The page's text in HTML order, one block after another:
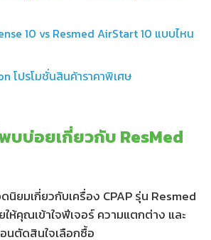
10 vs Resmed AirStart 10 แบบไหน
โปรโมชั่นสินค้าราคาพิเศษ
บบ่อยเกี่ยวกับ ResMed
ยมเกี่ยวกับเครื่อง CPAP รุ่น Resmed
ห้คุณเข้าใจฟีเจอร์ ความแตกต่าง และ
นตัดสินใจเลือกซื้อ